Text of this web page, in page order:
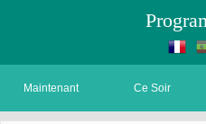
Maintenant Ce Soir